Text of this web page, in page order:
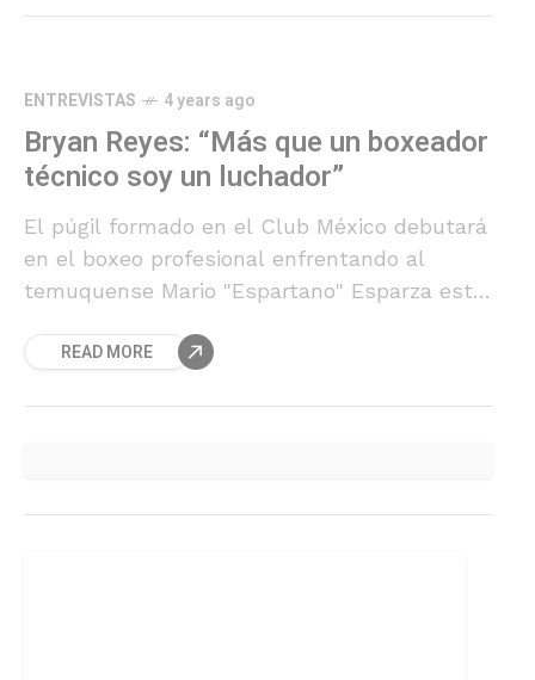
ENTREVISTAS 4 years ago
Bryan Reyes: “Más que un boxeador
técnico soy un luchador”
El púgil formado en el Club México debutará
en el boxeo profesional enfrentando al
temuquense Mario "Espartano" Esparza este
READ MORE